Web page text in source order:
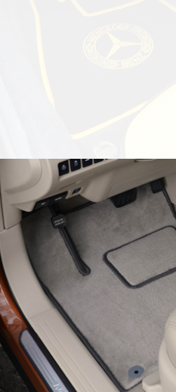
© ателье
корпус 1.
На нашем
персональных
браузером.
и т.д. Если Вы
согласие на
Положении по